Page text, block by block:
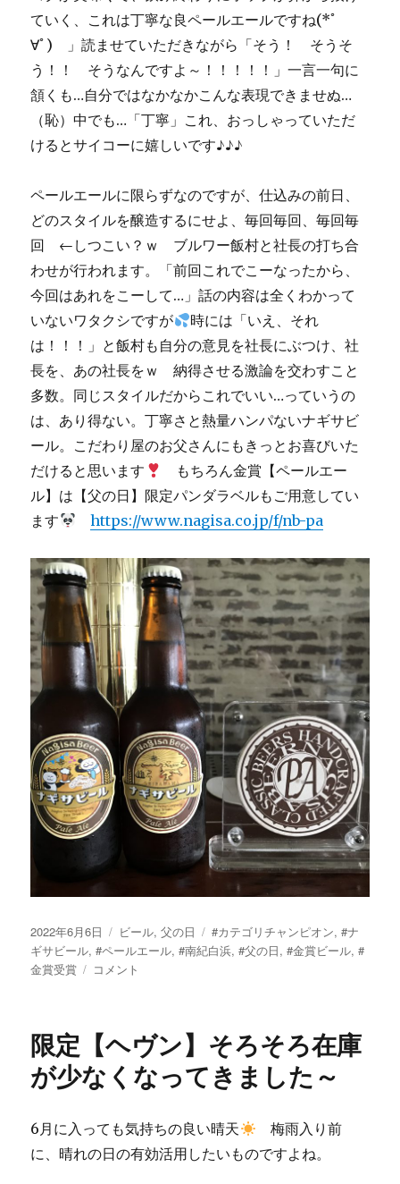
に
ていく、これは丁寧な良ペールエールですね(*ﾟ
∀ﾟ) 」読ませていただきながら「そう！ そうそ
う！！ そうなんですよ～！！！！！」一言一句に
頷くも…自分ではなかなかこんな表現できませぬ…
（恥）中でも…「丁寧」これ、おっしゃっていただ
けるとサイコーに嬉しいです♪♪♪
ペールエールに限らずなのですが、仕込みの前日、
どのスタイルを醸造するにせよ、毎回毎回、毎回毎
回 ←しつこい？ｗ ブルワー飯村と社長の打ち合
わせが行われます。「前回これでこーなったから、
今回はあれをこーして…」話の内容は全くわかって
いないワタクシですが
時には「いえ、それ
は！！！」と飯村も自分の意見を社長にぶつけ、社
長を、あの社長をｗ 納得させる激論を交わすこと
多数。同じスタイルだからこれでいい…っていうの
は、あり得ない。丁寧さと熱量ハンパないナギサビ
ール。こだわり屋のお父さんにもきっとお喜びいた
だけると思います
もちろん金賞【ペールエー
ル】は【父の日】限定パンダラベルもご用意してい
ます
https://www.nagisa.co.jp/f/nb-pa
投
稿
日:
2022年6月6日
カ
テ
ゴ
ビール,父の日
タ
グ
#カテゴリチャンピオン,#ナ
ギサビール,#ペールエール,#南紀白浜,#父の日,#金賞ビール,#
金賞受賞
金
ビ
ー
ル
ル
エ
コメント
限定【ヘヴン】そろそろ在庫
が少なくなってきました～
6月に入っても気持ちの良い晴天
梅雨入り前
に、晴れの日の有効活用したいものですよね。